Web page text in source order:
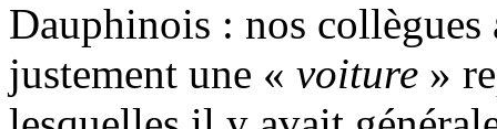
Dauphinois : nos collègues
justement une « voiture »